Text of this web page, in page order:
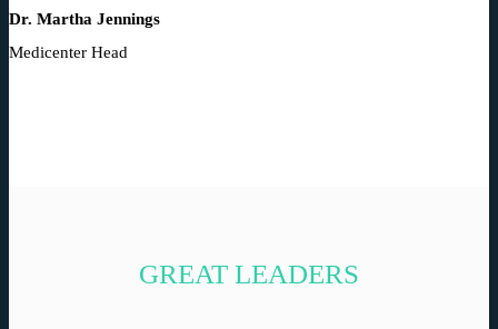
Dr. Martha Jennings
Medicenter Head
GREAT LEADERS